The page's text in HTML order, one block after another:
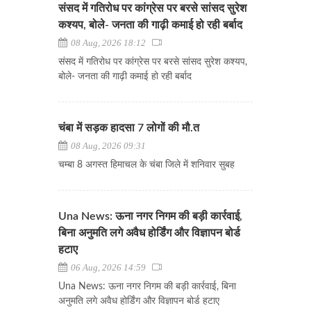
संसद में गतिरोध पर कांग्रेस पर बरसे सांसद सुरेश
कश्यप, बोले- जनता की गाढ़ी कमाई हो रही बर्बाद
08 Aug, 2026 18:12
संसद में गतिरोध पर कांग्रेस पर बरसे सांसद सुरेश कश्यप,
बोले- जनता की गाढ़ी कमाई हो रही बर्बाद
चंबा में सड़क हादसा 7 लोगों की मौ.त
08 Aug, 2026 09:31
चम्बा 8 अगस्त हिमाचल के चंबा जिले में शनिवार सुबह
Una News: ऊना नगर निगम की बड़ी कार्रवाई,
बिना अनुमति लगे अवैध होर्डिंग और विज्ञापन बोर्ड
हटाए
06 Aug, 2026 14:59
Una News: ऊना नगर निगम की बड़ी कार्रवाई, बिना
अनुमति लगे अवैध होर्डिंग और विज्ञापन बोर्ड हटाए